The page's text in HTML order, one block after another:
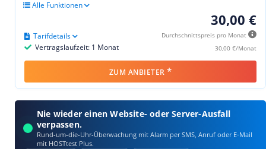
Alle Funktionen
30,00 €
Durchschnittspreis pro Monat
30,00 €/Monat
Vertragslaufzeit: 1 Monat
Tarifdetails
ZUM ANBIETER *
Nie wieder einen Website- oder Server-Ausfall
verpassen.
Rund-um-die-Uhr-Überwachung mit Alarm per SMS, Anruf oder E‑Mail
mit HOSTtest Plus.